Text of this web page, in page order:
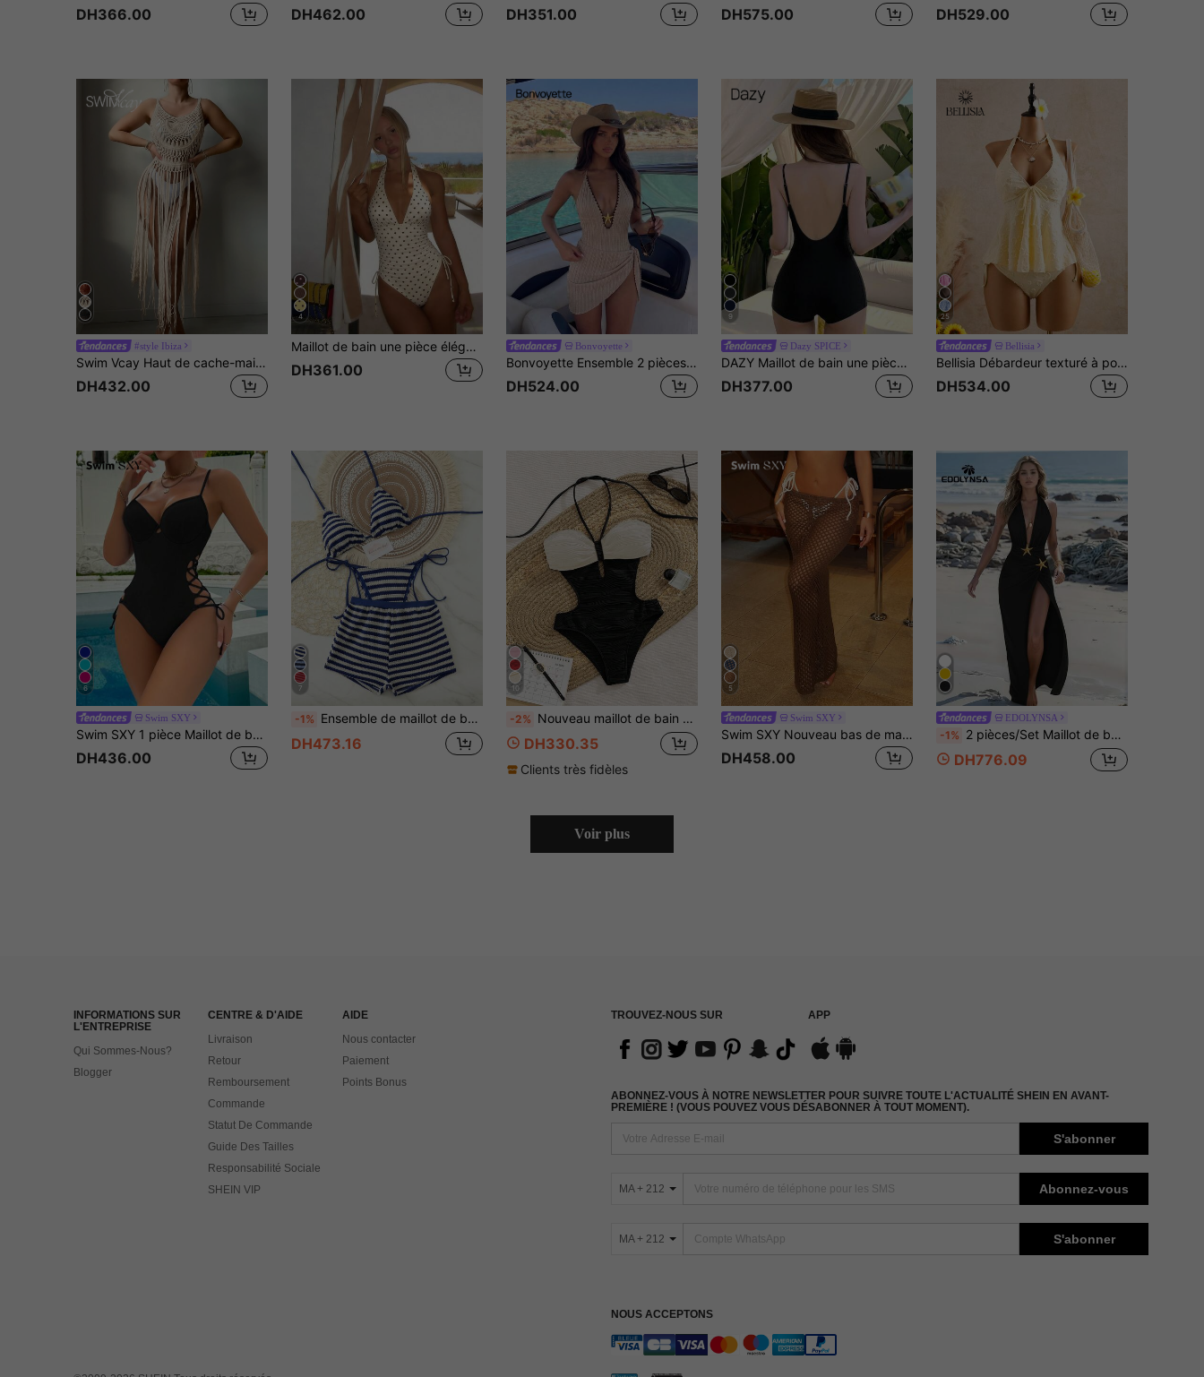
DH366.00 DH462.00 DH351.00 DH575.00 DH529.00
#style Ibiza
Swim Vcay Haut de cache-maillot à crochet à franges pour femmes à la plage en été, parfait pour les vacances à la plage
DH432.00
4
Maillot de bain une pièce élégant et sexy à pois marrons col en V, blanc, décontracté, pour plage, resort, fête de piscine, mode vacances printemps/été
DH361.00
Bonvoyette
Bonvoyette Ensemble 2 pièces printemps/été : Top de bikini triangle sans armatures en jacquard tricoté avec encolure à lacets et liens dans le dos, et maillot de bain une pièce à coupe haute avec mini-jupe assortie. Tenue de villégiature élégante.
DH524.00
9
Dazy SPICE
DAZY Maillot de bain une pièce sexy noir pour femmes, tenue de plage d'été pour les vacances
DH377.00
25
Bellisia
Bellisia Débardeur texturé à pois décontracté pour vacances pour femmes, bikini jaune tankini, robe élégante pour tenue de plage pour femmes. Bikinis d'été 2026 pour femmes. Tenue de vacances d'été, de remise des diplômes, de mariage, de rentrée scolaire, de Pâques. Débardeur d'été décontracté mignon - style doux, romantique, campagnard. Texture tricotée, détail volant
DH534.00
6
Swim SXY
Swim SXY 1 pièce Maillot de bain une pièce avec fines bretelles sexy pour femmes, convient pour les vacances
DH436.00
7
-1% Ensemble de maillot de bain 3 pièces sexy pour femmes 2026, short de plage, adapté pour le printemps/été, tenue décontractée quotidienne, fêtes à la piscine, style vacances
DH473.16
10
-2% Nouveau maillot de bain une pièce sexy dos nu style européen et américain, décontracté pour les vacances et la plage en été
DH330.35
Clients très fidèles
5
Swim SXY
Swim SXY Nouveau bas de maillot de bain en tricot ajouré de couleur unie pour femmes
DH458.00
EDOLYNSA
-1% 2 pièces/Set Maillot de bain d'été : Maillot de bain imprimé étoile de mer et jupe longue fendue noire pour vacances
DH776.09
Voir plus
INFORMATIONS SUR
L'ENTREPRISE
Qui Sommes-Nous?
Blogger
CENTRE & D'AIDE
Livraison
Retour
Remboursement
Commande
Statut De Commande
Guide Des Tailles
Responsabilité Sociale
SHEIN VIP
AIDE
Nous contacter
Paiement
Points Bonus
TROUVEZ-NOUS SUR APP
ABONNEZ-VOUS À NOTRE NEWSLETTER POUR SUIVRE TOUTE L'ACTUALITÉ SHEIN EN AVANT-
PREMIÈRE ! (VOUS POUVEZ VOUS DÉSABONNER À TOUT MOMENT).
S'abonner
MA + 212 Abonnez-vous
MA + 212 S'abonner
NOUS ACCEPTONS